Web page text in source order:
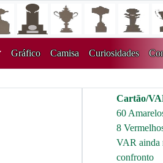
Gráfico Camisa Curiosidades
Cartão/
60
8
VAR ainda
confronto